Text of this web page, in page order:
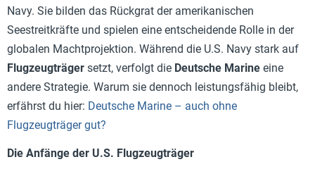
Navy. Sie bilden das Rückgrat der amerikanischen
Seestreitkräfte und spielen eine entscheidende Rolle in der
globalen Machtprojektion. Während die U.S. Navy stark auf
Flugzeugträger setzt, verfolgt die Deutsche Marine eine
andere Strategie. Warum sie dennoch leistungsfähig bleibt,
erfährst du hier: Deutsche Marine – auch ohne
Flugzeugträger gut?
Die Anfänge der U.S. Flugzeugträger